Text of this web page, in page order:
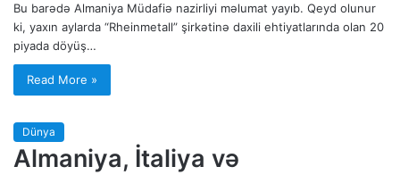
Bu barədə Almaniya Müdafiə nazirliyi məlumat yayıb. Qeyd olunur
ki, yaxın aylarda “Rheinmetall” şirkətinə daxili ehtiyatlarında olan 20
piyada döyüş…
Read More »
Dünya
Almaniya, İtaliya və